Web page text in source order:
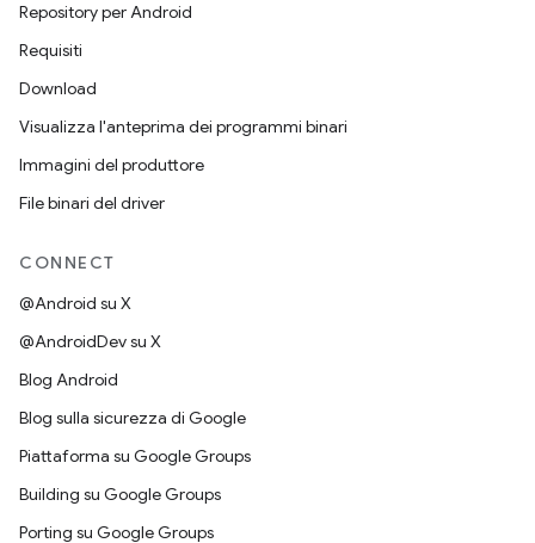
Repository per Android
Requisiti
Download
Visualizza l'anteprima dei programmi binari
Immagini del produttore
File binari del driver
CONNECT
@Android su X
@AndroidDev su X
Blog Android
Blog sulla sicurezza di Google
Piattaforma su Google Groups
Building su Google Groups
Porting su Google Groups